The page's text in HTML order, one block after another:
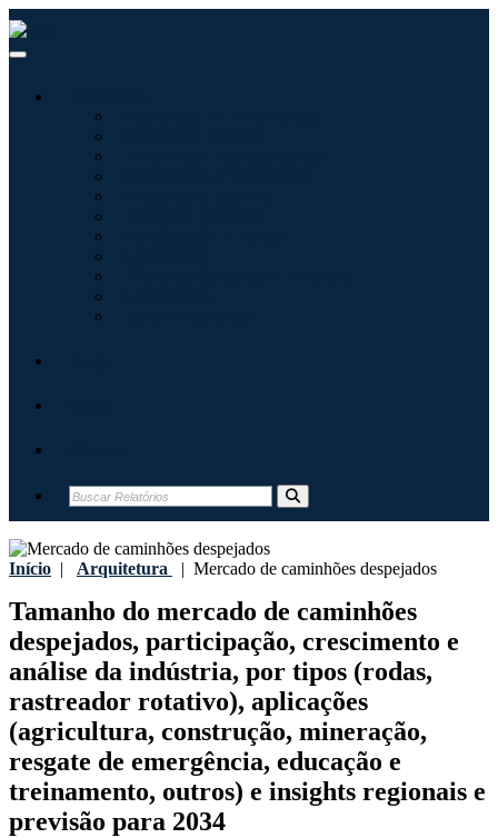
Início | Arquitetura | Mercado de caminhões despejados
Tamanho do mercado de caminhões
despejados, participação, crescimento e
análise da indústria, por tipos (rodas,
rastreador rotativo), aplicações
(agricultura, construção, mineração,
resgate de emergência, educação e
treinamento, outros) e insights regionais e
previsão para 2034